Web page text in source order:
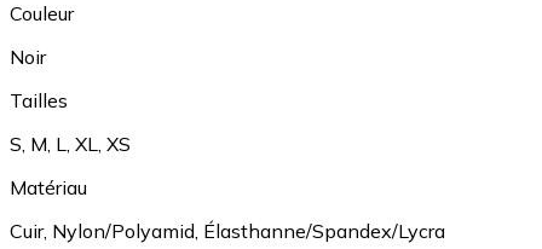
Couleur
Noir
Tailles
S, M, L, XL, XS
Matériau
Cuir, Nylon/Polyamid, Élasthanne/Spandex/Lycra